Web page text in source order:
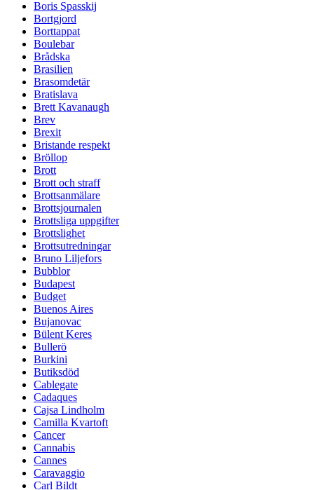
Boris Spasskij
Bortgjord
Borttappat
Boulebar
Brådska
Brasilien
Brasomdetär
Bratislava
Brett Kavanaugh
Brev
Brexit
Bristande respekt
Bröllop
Brott
Brott och straff
Brottsanmälare
Brottsjournalen
Brottsliga uppgifter
Brottslighet
Brottsutredningar
Bruno Liljefors
Bubblor
Budapest
Budget
Buenos Aires
Bujanovac
Bülent Keres
Bullerö
Burkini
Butiksdöd
Cablegate
Cadaques
Cajsa Lindholm
Camilla Kvartoft
Cancer
Cannabis
Cannes
Caravaggio
Carl Bildt